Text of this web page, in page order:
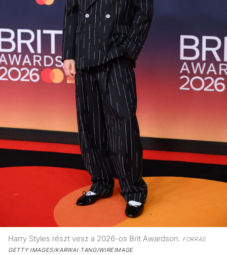
Harry Styles részt vesz a 2026-os Brit Awardson. FORRÁS
GETTY IMAGES/KARWAI TANG/WIREIMAGE